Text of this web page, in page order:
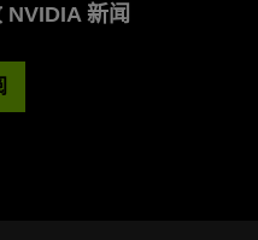
NVIDIA 新闻